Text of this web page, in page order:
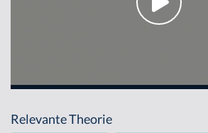
Relevante Theorie